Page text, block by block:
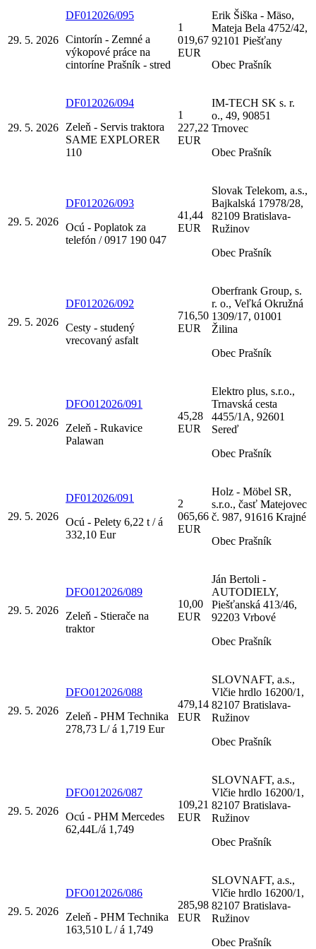
29. 5. 2026
DF012026/095
Cintorín - Zemné a
výkopové práce na
cintoríne Prašník - stred
1
019,67
EUR
Erik Šiška - Mäso,
Mateja Bela 4752/42,
92101 Piešťany
Obec Prašník
29. 5. 2026
DF012026/094
Zeleň - Servis traktora
SAME EXPLORER
110
1
227,22
EUR
IM-TECH SK s. r.
o., 49, 90851
Trnovec
Obec Prašník
29. 5. 2026
DF012026/093
Ocú - Poplatok za
telefón / 0917 190 047
41,44
EUR
Slovak Telekom, a.s.,
Bajkalská 17978/28,
82109 Bratislava-
Ružinov
Obec Prašník
29. 5. 2026
DF012026/092
Cesty - studený
vrecovaný asfalt
716,50
EUR
Oberfrank Group, s.
r. o., Veľká Okružná
1309/17, 01001
Žilina
Obec Prašník
29. 5. 2026
DFO012026/091
Zeleň - Rukavice
Palawan
45,28
EUR
Elektro plus, s.r.o.,
Trnavská cesta
4455/1A, 92601
Sereď
Obec Prašník
29. 5. 2026
DF012026/091
Ocú - Pelety 6,22 t / á
332,10 Eur
2
065,66
EUR
Holz - Möbel SR,
s.r.o., časť Matejovec
č. 987, 91616 Krajné
Obec Prašník
29. 5. 2026
DFO012026/089
Zeleň - Stierače na
traktor
10,00
EUR
Ján Bertoli -
AUTODIELY,
Piešťanská 413/46,
92203 Vrbové
Obec Prašník
29. 5. 2026
DFO012026/088
Zeleň - PHM Technika
278,73 L/ á 1,719 Eur
479,14
EUR
SLOVNAFT, a.s.,
Vlčie hrdlo 16200/1,
82107 Bratislava-
Ružinov
Obec Prašník
29. 5. 2026
DFO012026/087
Ocú - PHM Mercedes
62,44L/á 1,749
109,21
EUR
SLOVNAFT, a.s.,
Vlčie hrdlo 16200/1,
82107 Bratislava-
Ružinov
Obec Prašník
29. 5. 2026
DFO012026/086
Zeleň - PHM Technika
163,510 L / á 1,749
285,98
EUR
SLOVNAFT, a.s.,
Vlčie hrdlo 16200/1,
82107 Bratislava-
Ružinov
Obec Prašník